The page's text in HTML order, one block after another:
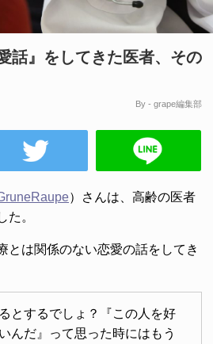
話』をしてきた医者、その
By - grape編集部
）さんは、高齢の医者
た。
とは関係のない恋愛の話をしてき
とするでしょ？『この人を好
んだ』って思った時にはもう